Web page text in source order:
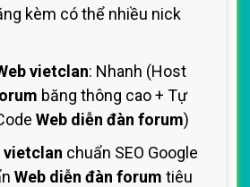
kèm có thể nhiều nick
vietclan: Nhanh (Host
băng thông cao + Tự
Web diễn đàn forum)
vietclan chuẩn SEO Google
Web diễn đàn forum tiêu